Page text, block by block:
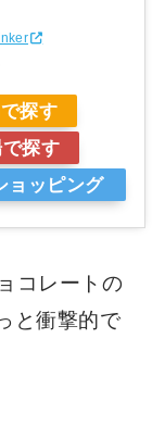
探す
探す
ョッピング
コレートの
と衝撃的で